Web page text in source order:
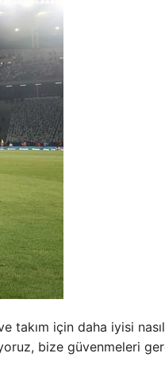
takım için daha iyisi
bize güvenmeleri